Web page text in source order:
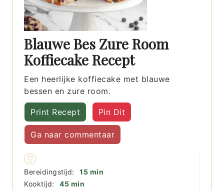
Blauwe Bes Zure Room
Koffiecake Recept
Een heerlijke koffiecake met blauwe
bessen en zure room.
Print Recept Pin Dit
Ga naar commentaar
Bereidingstijd: 15minuten
min
Kooktijd:
45minuten
min